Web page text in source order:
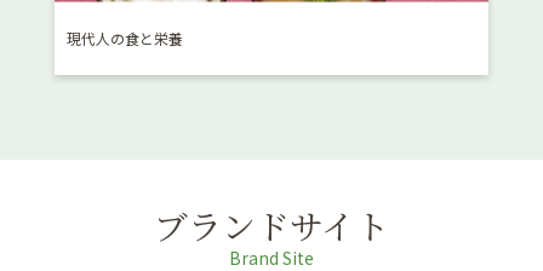
現代人の食と栄養
ブランドサイト
Brand Site